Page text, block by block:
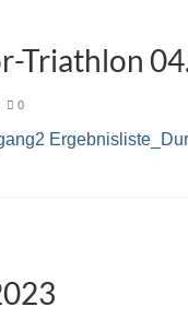
Triathlon
0